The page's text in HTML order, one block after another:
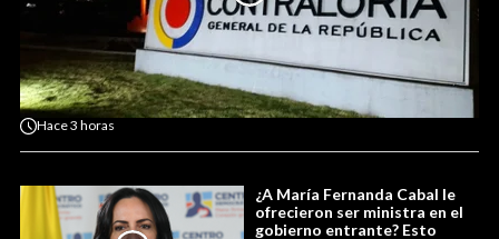
Hace3 horas
¿A María Fernanda Cabal le
ofrecieron ser ministra en el
gobierno entrante? Esto